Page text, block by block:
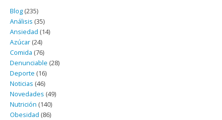
Blog (235)
Análisis (35)
Ansiedad (14)
Azúcar (24)
Comida (76)
Denunciable (28)
Deporte (16)
Noticias (46)
Novedades (49)
Nutrición (140)
Obesidad (86)